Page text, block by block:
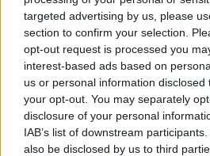
targeted advertising by us, please
section to confirm your selection.
opt-out request is processed you
interest-based ads based on
us or personal information
your opt-out. You may separately
disclosure of your personal
IAB’s list of downstream
also be disclosed by us to third
formas de aniquilar a
Bale si es necesario